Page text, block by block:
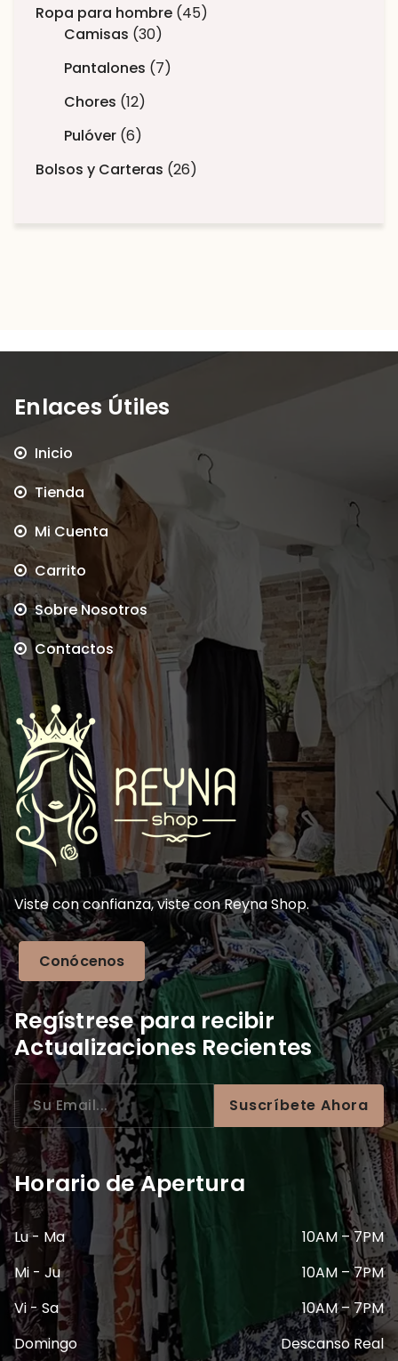
Ropa para hombre 45
Camisas 30
Pantalones 7
Chores 12
Pulóver 6
Bolsos y Carteras 26
Enlaces Útiles
Inicio
Tienda
Mi Cuenta
Carrito
Sobre Nosotros
Contactos
Viste con confianza, viste con Reyna Shop.
Conócenos
Regístrese para recibir
Actualizaciones Recientes
Suscríbete Ahora
Horario de Apertura
Lu - Ma
10AM – 7PM
Mi - Ju
10AM – 7PM
Vi - Sa
10AM – 7PM
Domingo
Descanso Real